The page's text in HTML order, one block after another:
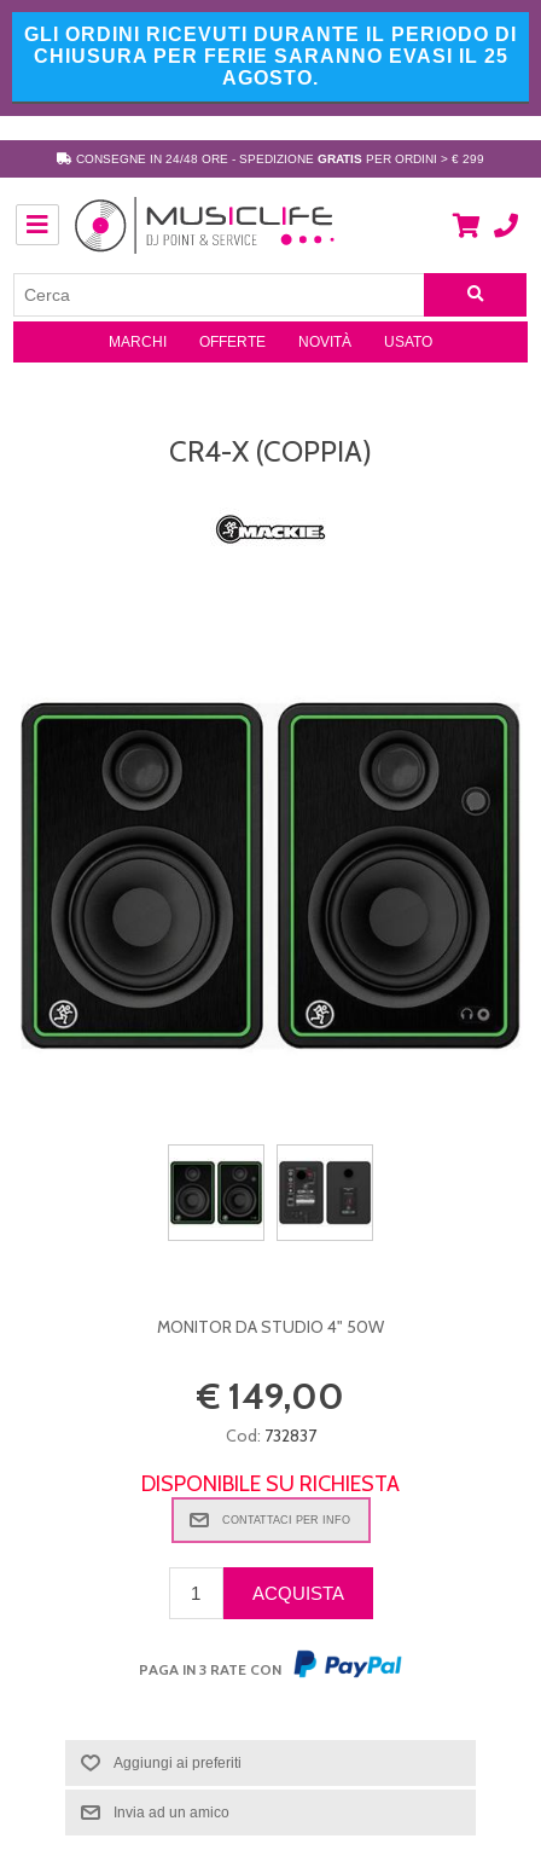
GLI ORDINI RICEVUTI DURANTE IL PERIODO DI
CHIUSURA PER FERIE SARANNO EVASI IL 25
AGOSTO.
CONSEGNE IN 24/48 ORE - SPEDIZIONE GRATIS PER ORDINI > € 299
MARCHI OFFERTE NOVITÀ USATO
CR4-X (COPPIA)
MONITOR DA STUDIO 4" 50W
€ 149,00
Cod: 732837
DISPONIBILE SU RICHIESTA
PAGA IN 3 RATE CON